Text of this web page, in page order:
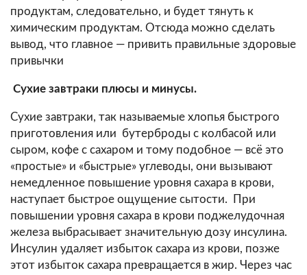
продуктам, следовательно, и будет тянуть к
химическим продуктам. Отсюда можно сделать
вывод, что главное — привить правильные здоровые
привычки
Сухие завтраки плюсы и минусы.
Сухие завтраки, так называемые хлопья быстрого
приготовления или бутерброды с колбасой или
сыром, кофе с сахаром и тому подобное — всё это
«простые» и «быстрые» углеводы, они вызывают
немедленное повышение уровня сахара в крови,
наступает быстрое ощущение сытости. При
повышении уровня сахара в крови поджелудочная
железа выбрасывает значительную дозу инсулина.
Инсулин удаляет избыток сахара из крови, позже
этот избыток сахара превращается в жир. Через час